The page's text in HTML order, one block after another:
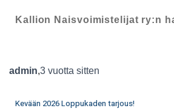
Kallion Naisvoimistelijat ry:n
admin,3 vuotta sitten
Kevään 2026 Loppukaden tarjous!